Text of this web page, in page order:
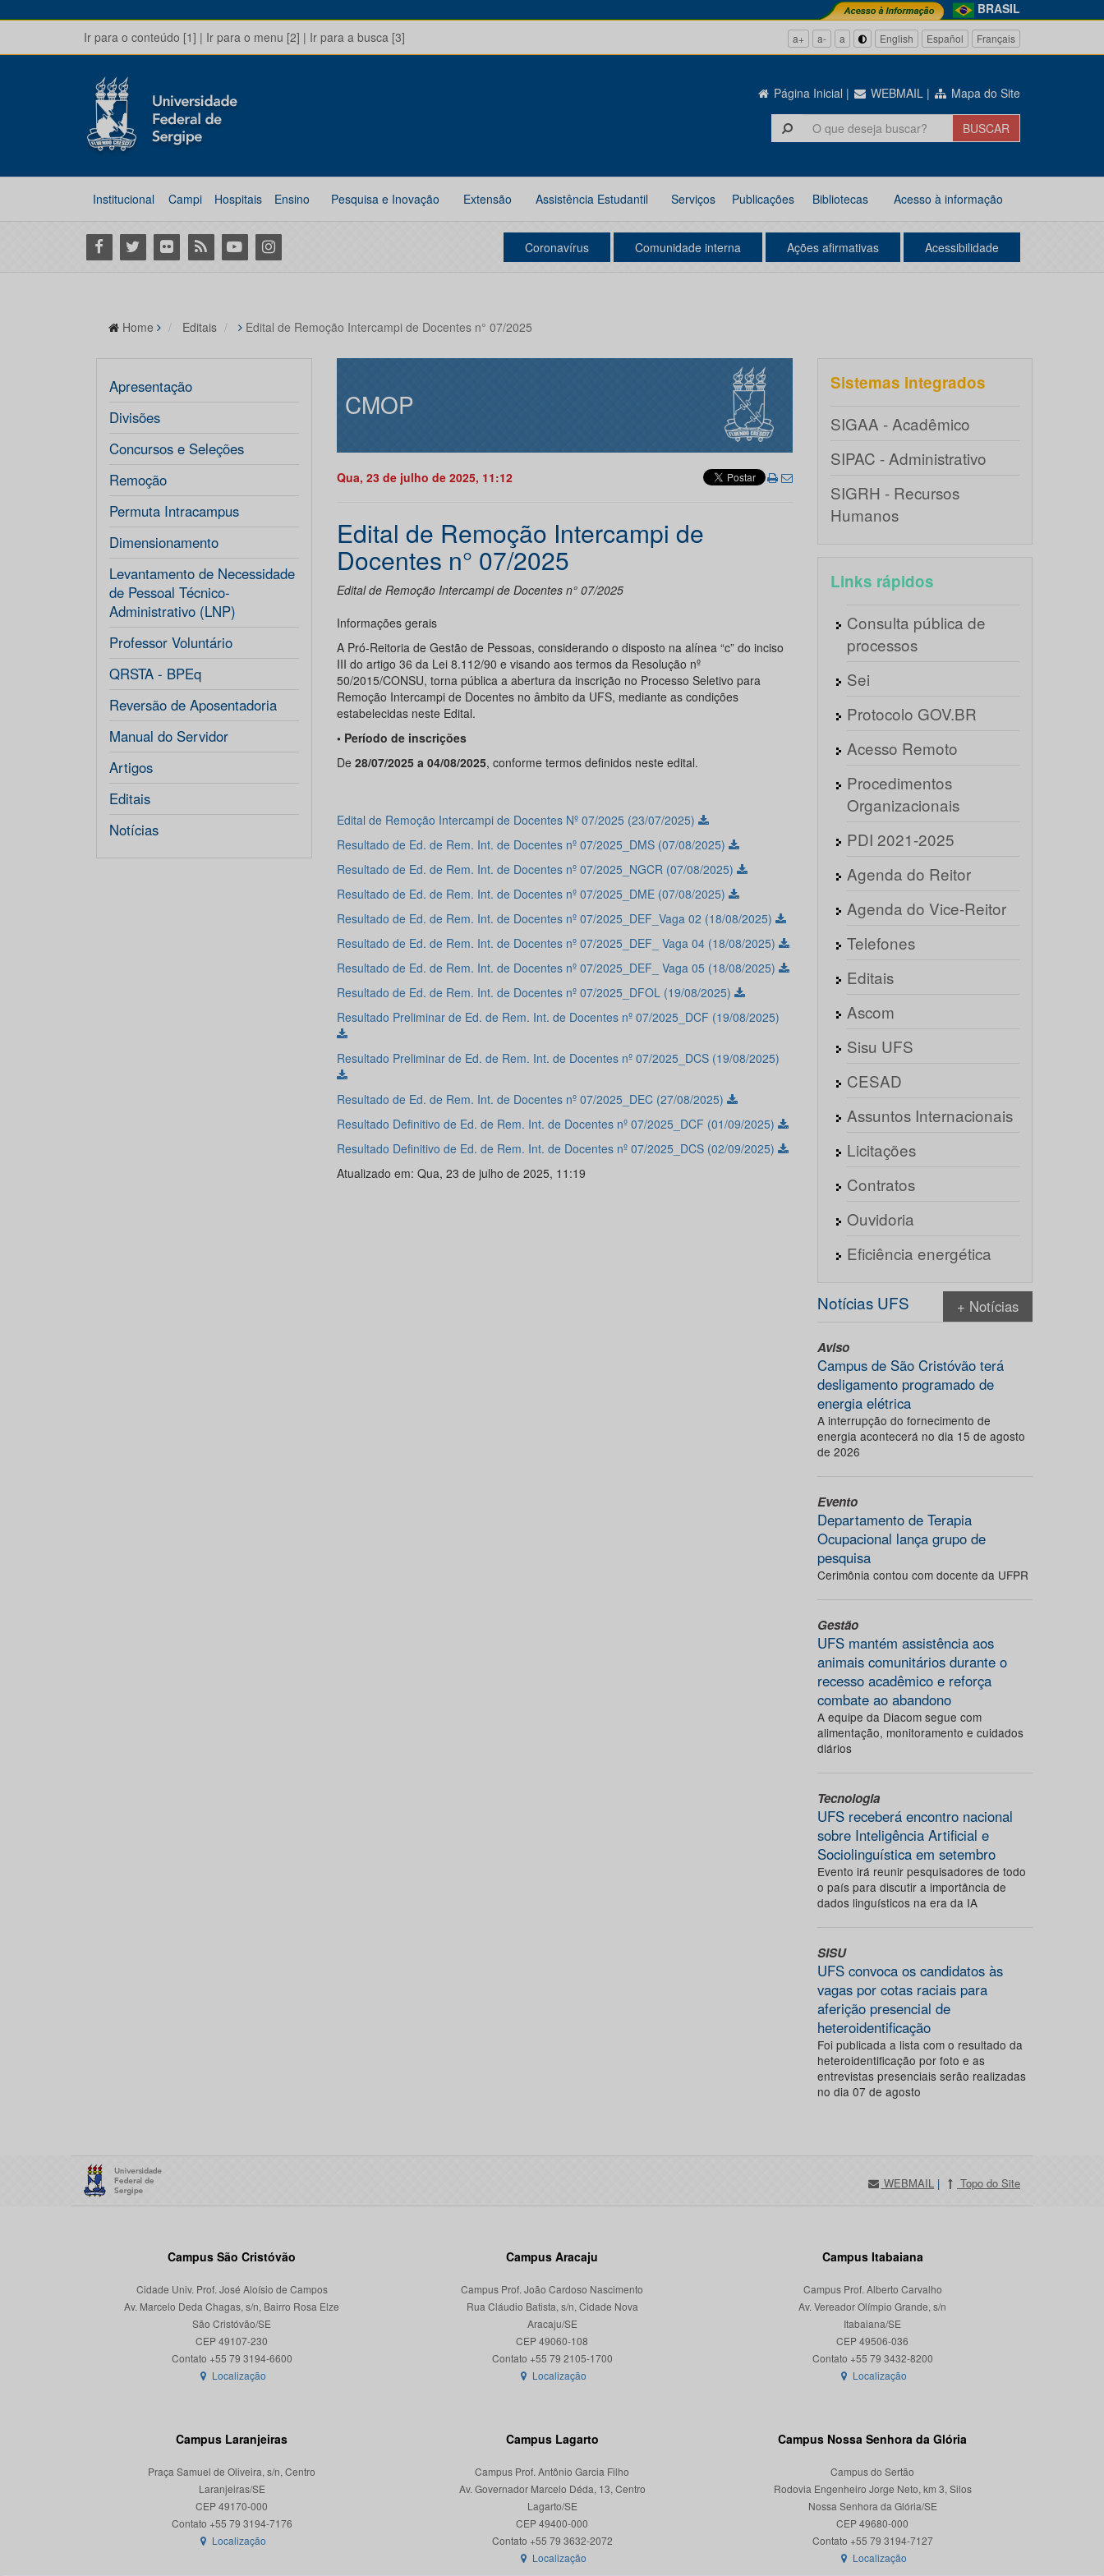
BRASIL
Ir para o conteúdo [1] | Ir para o menu [2] | Ir para a busca [3] a+ a- a English Español Français
Página Inicial | WEBMAIL | Mapa do Site
Institucional Campi Hospitais Ensino Pesquisa e Inovação Extensão Assistência Estudantil Serviços Publicações Bibliotecas Acesso à informação
Facebook
Twitter Flickr RSS YoutubeInstagram Coronavírus Comunidade interna Ações afirmativas Acessibilidade
Home Editais Edital de Remoção Intercampi de Docentes n° 07/2025
Apresentação
Divisões
Concursos e Seleções
Remoção
Permuta Intracampus
Dimensionamento
Levantamento de Necessidade
de Pessoal Técnico-
Administrativo (LNP)
Professor Voluntário
QRSTA - BPEq
Reversão de Aposentadoria
Manual do Servidor
Artigos
Editais
Notícias
CMOP
Qua, 23 de julho de 2025, 11:12
Edital de Remoção Intercampi de
Docentes n° 07/2025
Edital de Remoção Intercampi de Docentes n° 07/2025
Informações gerais
A Pró-Reitoria de Gestão de Pessoas, considerando o disposto na alínea “c” do inciso
III do artigo 36 da Lei 8.112/90 e visando aos termos da Resolução nº
50/2015/CONSU, torna pública a abertura da inscrição no Processo Seletivo para
Remoção Intercampi de Docentes no âmbito da UFS, mediante as condições
estabelecidas neste Edital.
• Período de inscrições
De 28/07/2025 a 04/08/2025, conforme termos definidos neste edital.
Edital de Remoção Intercampi de Docentes Nº 07/2025 (23/07/2025)
Resultado de Ed. de Rem. Int. de Docentes nº 07/2025_DMS (07/08/2025)
Resultado de Ed. de Rem. Int. de Docentes nº 07/2025_NGCR (07/08/2025)
Resultado de Ed. de Rem. Int. de Docentes nº 07/2025_DME (07/08/2025)
Resultado de Ed. de Rem. Int. de Docentes nº 07/2025_DEF_Vaga 02 (18/08/2025)
Resultado de Ed. de Rem. Int. de Docentes nº 07/2025_DEF_ Vaga 04 (18/08/2025)
Resultado de Ed. de Rem. Int. de Docentes nº 07/2025_DEF_ Vaga 05 (18/08/2025)
Resultado de Ed. de Rem. Int. de Docentes nº 07/2025_DFOL (19/08/2025)
Resultado Preliminar de Ed. de Rem. Int. de Docentes nº 07/2025_DCF (19/08/2025)
Resultado Preliminar de Ed. de Rem. Int. de Docentes nº 07/2025_DCS (19/08/2025)
Resultado de Ed. de Rem. Int. de Docentes nº 07/2025_DEC (27/08/2025)
Resultado Definitivo de Ed. de Rem. Int. de Docentes nº 07/2025_DCF (01/09/2025)
Resultado Definitivo de Ed. de Rem. Int. de Docentes nº 07/2025_DCS (02/09/2025)
Atualizado em: Qua, 23 de julho de 2025, 11:19
Sistemas integrados
SIGAA - Acadêmico
SIPAC - Administrativo
SIGRH - Recursos
Humanos
Links rápidos
Consulta pública de
processos
Sei
Protocolo GOV.BR
Acesso Remoto
Procedimentos
Organizacionais
PDI 2021-2025
Agenda do Reitor
Agenda do Vice-Reitor
Telefones
Editais
Ascom
Sisu UFS
CESAD
Assuntos Internacionais
Licitações
Contratos
Ouvidoria
Eficiência energética
Notícias UFS + Notícias
Aviso
Campus de São Cristóvão terá
desligamento programado de
energia elétrica
A interrupção do fornecimento de
energia acontecerá no dia 15 de agosto
de 2026
Evento
Departamento de Terapia
Ocupacional lança grupo de
pesquisa
Cerimônia contou com docente da UFPR
Gestão
UFS mantém assistência aos
animais comunitários durante o
recesso acadêmico e reforça
combate ao abandono
A equipe da Diacom segue com
alimentação, monitoramento e cuidados
diários
Tecnologia
UFS receberá encontro nacional
sobre Inteligência Artificial e
Sociolinguística em setembro
Evento irá reunir pesquisadores de todo
o país para discutir a importância de
dados linguísticos na era da IA
SISU
UFS convoca os candidatos às
vagas por cotas raciais para
aferição presencial de
heteroidentificação
Foi publicada a lista com o resultado da
heteroidentificação por foto e as
entrevistas presenciais serão realizadas
no dia 07 de agosto
WEBMAIL | Topo do Site
Campus São Cristóvão
Cidade Univ. Prof. José Aloísio de Campos
Av. Marcelo Deda Chagas, s/n, Bairro Rosa Elze
São Cristóvão/SE
CEP 49107-230
Localização
Campus Aracaju
Campus Prof. João Cardoso Nascimento
Rua Cláudio Batista, s/n, Cidade Nova
Aracaju/SE
CEP 49060-108
Localização
Campus Itabaiana
Campus Prof. Alberto Carvalho
Av. Vereador Olímpio Grande, s/n
Itabaiana/SE
CEP 49506-036
Localização
Campus Laranjeiras
Praça Samuel de Oliveira, s/n, Centro
Laranjeiras/SE
CEP 49170-000
Localização
Campus Lagarto
Campus Prof. Antônio Garcia Filho
Av. Governador Marcelo Déda, 13, Centro
Lagarto/SE
CEP 49400-000
Localização
Campus Nossa Senhora da Glória
Campus do Sertão
Rodovia Engenheiro Jorge Neto, km 3, Silos
Nossa Senhora da Glória/SE
CEP 49680-000
Contato +55 79 3194-7127
Localização